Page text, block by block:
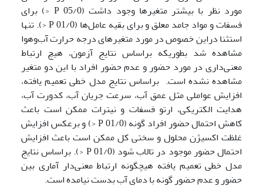
مورد نظر با بیشتر متغیرها وجود داشت (05/0 P <) برای
فسفات و مواد جامد معلق و برای بقیه عامل‌ها (01/0 P <). تنها
استثنا دراین خصوص در مورد متغیرهای درجه حرارت آب‌وهوا
مشاهده شد بطوریکه براساس نتایج آزمون، هیچ ارتباط
معنی‌داری در مورد حضور و عدم حضور افراد با این دو متغیر
مشاهده نشده است. براساس نتایج مدل خطی تعمیم یافته،
افزایش عواملی مثل عمق آب، سرعت جریان آب، کدورت آب،
هدایت الکتریکی، ارتو فسفات و نیترات ممکن است باعث
کاهش احتمال حضور افراد گونه (01/0 P <) و برعکس افزایش
غلظت اکسیژن محلول و سختی کل ممکن است باعث افزایش
احتمال حضور موجود در تالاب شود (01/0 P <). براساس نتایج
مدل خطی تعمیم یافته هیچگونه ارتباط معنی‌دار آماری بین
حضور و عدم حضور گونه با دمای آب بدست نیامده است.